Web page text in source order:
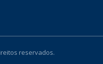
reservados.